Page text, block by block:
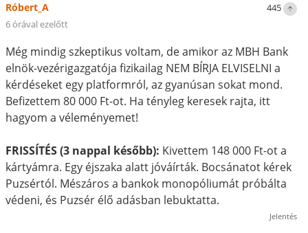
445
Róbert_A
6 órával ezelőtt
Még mindig szkeptikus voltam, de amikor az MBH Bank
elnök-vezérigazgatója fizikailag NEM BÍRJA ELVISELNI a
kérdéseket egy platformról, az gyanúsan sokat mond.
Befizettem 80 000 Ft-ot. Ha tényleg keresek rajta, itt
hagyom a véleményemet!
FRISSÍTÉS (3 nappal később): Kivettem 148 000 Ft-ot a
kártyámra. Egy éjszaka alatt jóváírták. Bocsánatot kérek
Puzsértól. Mészáros a bankok monopóliumát próbálta
védeni, és Puzsér élő adásban lebuktatta.
Jelentés